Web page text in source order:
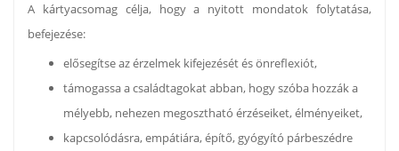
A kártyacsomag célja, hogy a nyitott mondatok folytatása,
befejezése:
elősegítse az érzelmek kifejezését és önreflexiót,
támogassa a családtagokat abban, hogy szóba hozzák a
mélyebb, nehezen megosztható érzéseiket, élményeiket,
kapcsolódásra, empátiára, építő, gyógyító párbeszédre